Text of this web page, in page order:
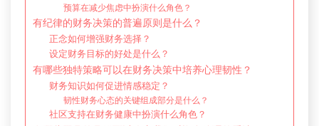
预算在减少焦虑中扮演什么角色？
有纪律的财务决策的普遍原则是什么？
正念如何增强财务选择？
设定财务目标的好处是什么？
有哪些独特策略可以在财务决策中培养心理韧性？
财务知识如何促进情感稳定？
韧性财务心态的关键组成部分是什么？
社区支持在财务健康中扮演什么角色？